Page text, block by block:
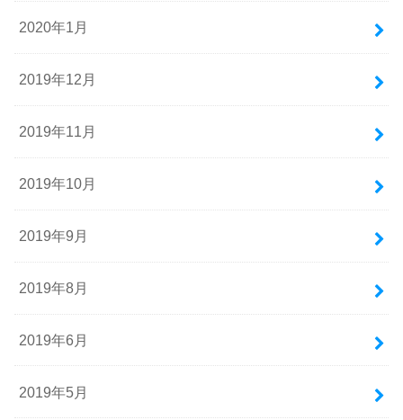
2020年1月
2019年12月
2019年11月
2019年10月
2019年9月
2019年8月
2019年6月
2019年5月